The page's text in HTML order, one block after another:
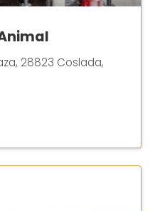
28823 Coslada,